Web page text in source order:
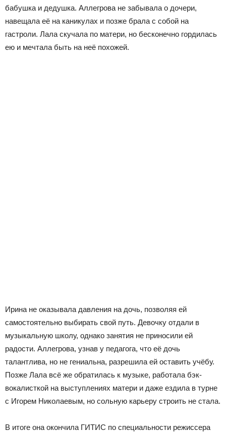
бабушка и дедушка. Аллегрова не забывала о дочери,
навещала её на каникулах и позже брала с собой на
гастроли. Лала скучала по матери, но бесконечно гордилась
ею и мечтала быть на неё похожей.
Ирина не оказывала давления на дочь, позволяя ей
самостоятельно выбирать свой путь. Девочку отдали в
музыкальную школу, однако занятия не приносили ей
радости. Аллегрова, узнав у педагога, что её дочь
талантлива, но не гениальна, разрешила ей оставить учёбу.
Позже Лала всё же обратилась к музыке, работала бэк-
вокалисткой на выступлениях матери и даже ездила в турне
с Игорем Николаевым, но сольную карьеру строить не стала.
В итоге она окончила ГИТИС по специальности режиссера